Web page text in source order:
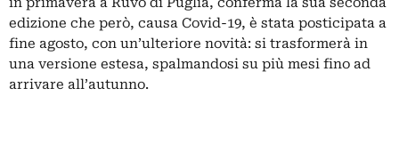
edizione che però, causa Covid-19, è stata posticipata a
fine agosto, con un’ulteriore novità: si trasformerà in
una versione estesa, spalmandosi su più mesi fino ad
arrivare all’autunno.